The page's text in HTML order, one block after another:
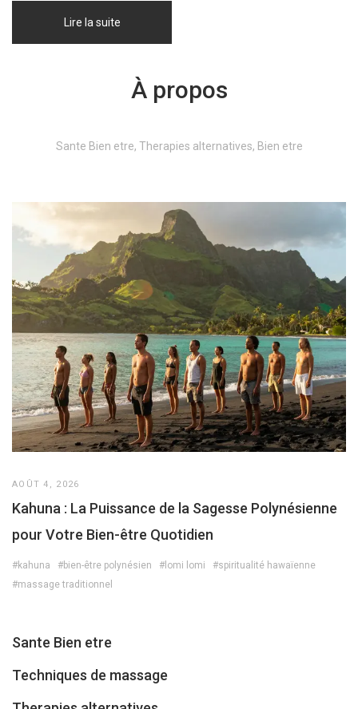
Lire la suite
À propos
Sante Bien etre, Therapies alternatives, Bien etre
AOÛT 4, 2026
Kahuna : La Puissance de la Sagesse Polynésienne
pour Votre Bien-être Quotidien
#kahuna #bien-être polynésien #lomi lomi
#spiritualité hawaïenne
#massage traditionnel
Sante Bien etre
Techniques de massage